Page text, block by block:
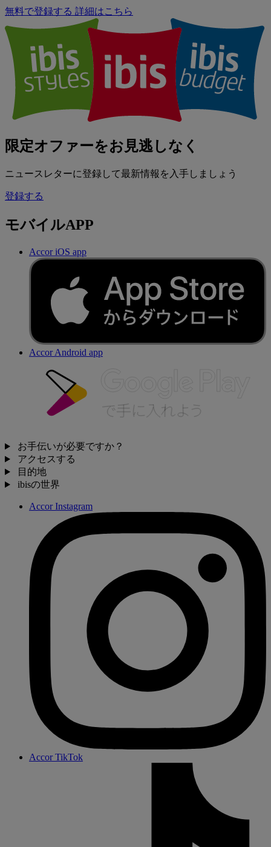
無料で登録する 詳細はこちら
限定オファーをお見逃しなく
ニュースレターに登録して最新情報を入手しましょう
登録する
モバイルAPP
Accor iOS app
Accor Android app
お手伝いが必要ですか？
アクセスする
目的地
ibisの世界
Accor Instagram
Accor TikTok